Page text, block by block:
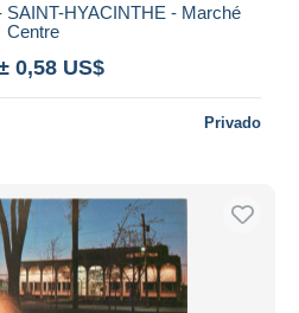
HYACINTHE - Marché
Centre
0,58 US$
Privado